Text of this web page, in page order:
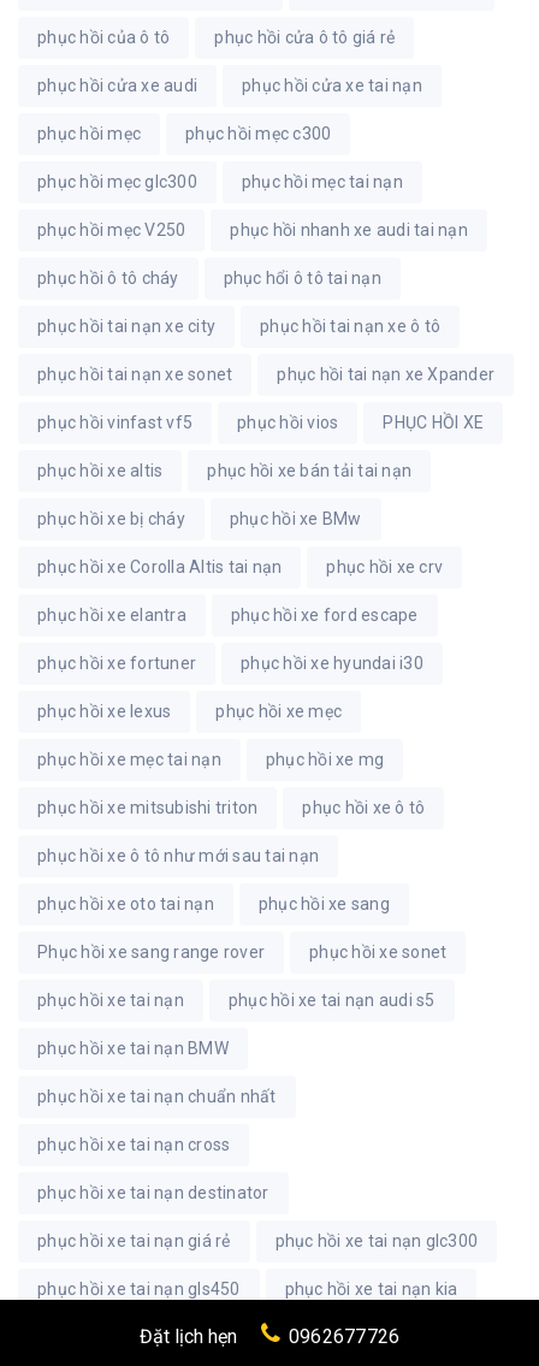
phục hồi của ô tô phục hồi cửa ô tô giá rẻ
phục hồi cửa xe audi phục hồi cửa xe tai nạn
phục hồi mẹc phục hồi mẹc c300
phục hồi mẹc glc300 phục hồi mẹc tai nạn
phục hồi mẹc V250 phục hồi nhanh xe audi tai nạn
phục hồi ô tô cháy phục hổi ô tô tai nạn
phục hồi tai nạn xe city phục hồi tai nạn xe ô tô
phục hồi tai nạn xe sonet phục hồi tai nạn xe Xpander
phục hồi vinfast vf5 phục hồi vios PHỤC HỒI XE
phục hồi xe altis phục hồi xe bán tải tai nạn
phục hồi xe bị cháy phục hồi xe BMw
phục hồi xe Corolla Altis tai nạn phục hồi xe crv
phục hồi xe elantra phục hồi xe ford escape
phục hồi xe fortuner phục hồi xe hyundai i30
phục hồi xe lexus phục hồi xe mẹc
phục hồi xe mẹc tai nạn phục hồi xe mg
phục hồi xe mitsubishi triton phục hồi xe ô tô
phục hồi xe ô tô như mới sau tai nạn
phục hồi xe oto tai nạn phục hồi xe sang
Phục hồi xe sang range rover phục hồi xe sonet
phục hồi xe tai nạn phục hồi xe tai nạn audi s5
phục hồi xe tai nạn BMW
phục hồi xe tai nạn chuẩn nhất
phục hồi xe tai nạn cross
phục hồi xe tai nạn destinator
phục hồi xe tai nạn giá rẻ phục hồi xe tai nạn glc300
phục hồi xe tai nạn gls450 phục hồi xe tai nạn kia
phục hồi xe tai nạn mercedes
Đặt lịch hẹn 0962677726